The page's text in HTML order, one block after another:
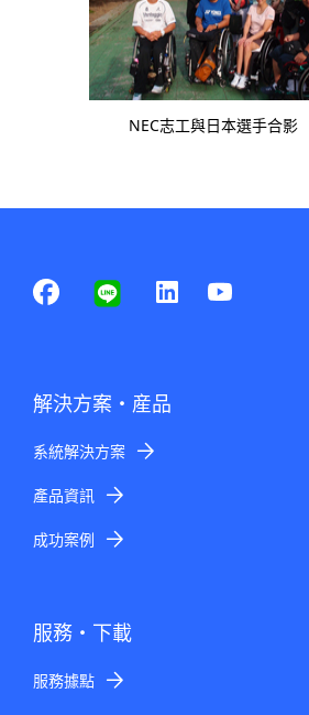
NEC志工與日本選手合影
解決方案・産品
系統解決方案
產品資訊
成功案例
服務・下載
服務據點